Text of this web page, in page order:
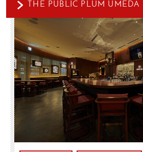
THE PUBLIC PLUM UMEDA